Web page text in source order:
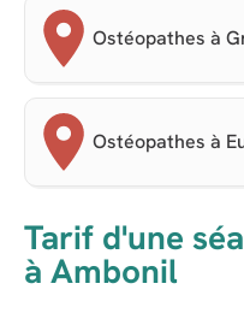
Ostéopathes à
Ostéopathes à
Tarif d'une
à Ambonil